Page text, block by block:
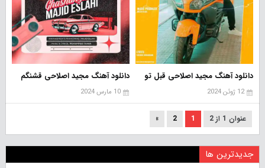
دانلود آهنگ مجید اصلاحی قبل تو
12 ژوئن 2024
دانلود آهنگ مجید اصلاحی قشنگم
10 مارس 2024
عنوان 1 از 2 1
2
»
جدیدترین ها